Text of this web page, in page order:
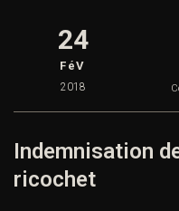
24
FéV
2018
Indemnisation
ricochet